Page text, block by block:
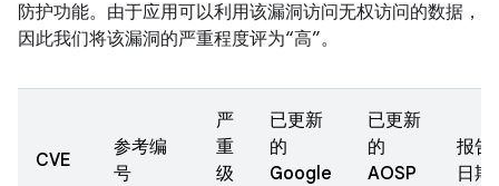
防护功能。由于应用可以利用该漏洞访问无权访问的数据，
因此我们将该漏洞的严重程度评为“高”。
CVE
参考编
号
严
重
级
已更新
的
Google
已更新
的
AOSP
报告
日期